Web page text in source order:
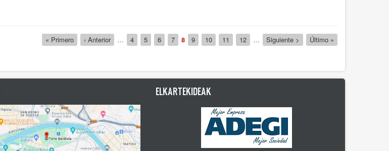
Primera
página
« Primero
Página
anterior
‹ Anterior … Página
4 Página
5 Página
6 Página
7
Página
actual
8 Página
9 Página
10 Página
11 Página
12 …
Siguiente
página
Siguiente >
Última
página
Último »
ELKARTEKIDEAK